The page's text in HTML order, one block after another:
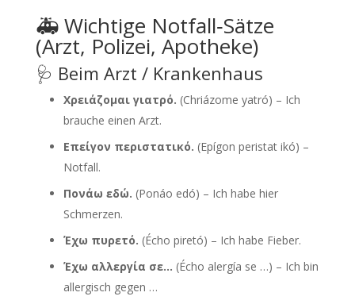
🚑 Wichtige Notfall‑Sätze
(Arzt, Polizei, Apotheke)
🩺 Beim Arzt / Krankenhaus
Χρειάζομαι γιατρό. (Chriázome yatró) – Ich
brauche einen Arzt.
Επείγον περιστατικό. (Epígon peristat ikó) –
Notfall.
Πονάω εδώ. (Ponáo edó) – Ich habe hier
Schmerzen.
Έχω πυρετό. (Écho piretó) – Ich habe Fieber.
Έχω αλλεργία σε… (Écho alergía se …) – Ich bin
allergisch gegen …